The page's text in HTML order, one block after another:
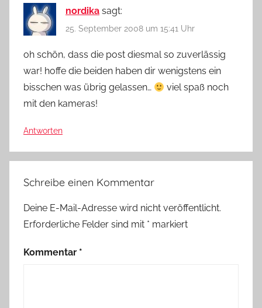
nordika sagt:
25. September 2008 um 15:41 Uhr
oh schön, dass die post diesmal so zuverlässig
war! hoffe die beiden haben dir wenigstens ein
bisschen was übrig gelassen…
viel spaß noch
mit den kameras!
Antworten
Schreibe einen Kommentar
Deine E-Mail-Adresse wird nicht veröffentlicht.
Erforderliche Felder sind mit * markiert
Kommentar *